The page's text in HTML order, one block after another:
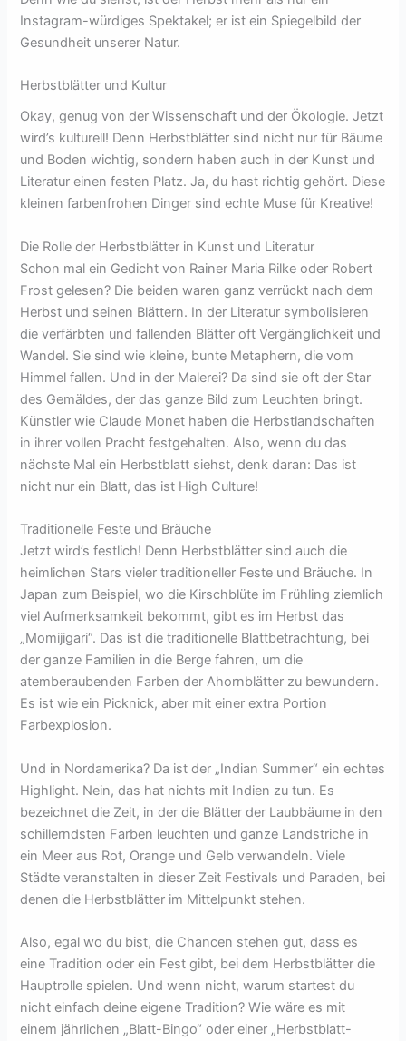
Instagram-würdiges Spektakel; er ist ein Spiegelbild der
Gesundheit unserer Natur.
Herbstblätter und Kultur
Okay, genug von der Wissenschaft und der Ökologie. Jetzt
wird’s kulturell! Denn Herbstblätter sind nicht nur für Bäume
und Boden wichtig, sondern haben auch in der Kunst und
Literatur einen festen Platz. Ja, du hast richtig gehört. Diese
kleinen farbenfrohen Dinger sind echte Muse für Kreative!
Die Rolle der Herbstblätter in Kunst und Literatur
Schon mal ein Gedicht von Rainer Maria Rilke oder Robert
Frost gelesen? Die beiden waren ganz verrückt nach dem
Herbst und seinen Blättern. In der Literatur symbolisieren
die verfärbten und fallenden Blätter oft Vergänglichkeit und
Wandel. Sie sind wie kleine, bunte Metaphern, die vom
Himmel fallen. Und in der Malerei? Da sind sie oft der Star
des Gemäldes, der das ganze Bild zum Leuchten bringt.
Künstler wie Claude Monet haben die Herbstlandschaften
in ihrer vollen Pracht festgehalten. Also, wenn du das
nächste Mal ein Herbstblatt siehst, denk daran: Das ist
nicht nur ein Blatt, das ist High Culture!
Traditionelle Feste und Bräuche
Jetzt wird’s festlich! Denn Herbstblätter sind auch die
heimlichen Stars vieler traditioneller Feste und Bräuche. In
Japan zum Beispiel, wo die Kirschblüte im Frühling ziemlich
viel Aufmerksamkeit bekommt, gibt es im Herbst das
„Momijigari“. Das ist die traditionelle Blattbetrachtung, bei
der ganze Familien in die Berge fahren, um die
atemberaubenden Farben der Ahornblätter zu bewundern.
Es ist wie ein Picknick, aber mit einer extra Portion
Farbexplosion.
Und in Nordamerika? Da ist der „Indian Summer“ ein echtes
Highlight. Nein, das hat nichts mit Indien zu tun. Es
bezeichnet die Zeit, in der die Blätter der Laubbäume in den
schillerndsten Farben leuchten und ganze Landstriche in
ein Meer aus Rot, Orange und Gelb verwandeln. Viele
Städte veranstalten in dieser Zeit Festivals und Paraden, bei
denen die Herbstblätter im Mittelpunkt stehen.
Also, egal wo du bist, die Chancen stehen gut, dass es
eine Tradition oder ein Fest gibt, bei dem Herbstblätter die
Hauptrolle spielen. Und wenn nicht, warum startest du
nicht einfach deine eigene Tradition? Wie wäre es mit
einem jährlichen „Blatt-Bingo“ oder einer „Herbstblatt-